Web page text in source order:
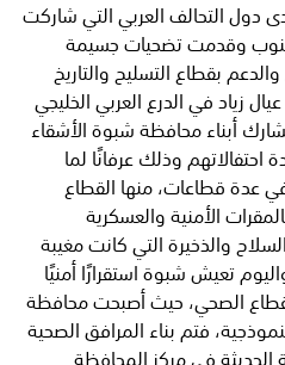
دول التحالف العربي التي شاركت
وقدمت تضحيات جسيمة
بقطاع التسليح والتاريخ
زياد في الدرع العربي الخليجي
أبناء محافظة شبوة الأشقاء
احتفالاتهم وذلك عرفانًا لما
عدة قطاعات، منها القطاع
الأمنية والعسكرية
والذخيرة التي كانت مغيبة
تعيش شبوة استقرارًا أمنيًا
الصحي، حيث أصبحت محافظة
فتم بناء المرافق الصحية